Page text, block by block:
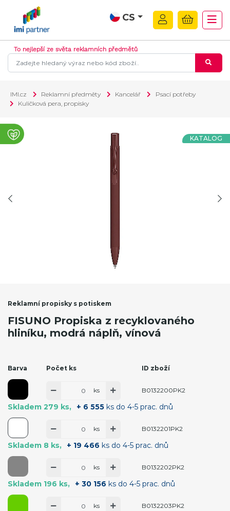
CS
To nejlepší ze světa reklamních předmětů
IMI.cz Reklamní předměty Kancelář
Psací potřeby
Kuličková pera, propisky
KATALOG
Reklamní propisky s potiskem
FISUNO Propiska z recyklovaného
hliníku, modrá náplň, vínová
Barva Počet ks ID zboží
Skladem 279 ks + 6 555 ks do 4-5 prac. dnů
ks B0132200PK2
Skladem 8 ks + 19 466 ks do 4-5 prac. dnů
ks B0132201PK2
Skladem 196 ks + 30 156 ks do 4-5 prac. dnů
ks B0132202PK2
ks B0132203PK2